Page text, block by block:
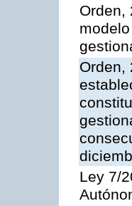
Orden,
Orden,
Ley 7/